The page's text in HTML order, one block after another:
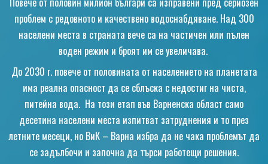
проблем с редовното и качествено водоснабдяване. Над 300
населени места в страната вече са на частичен или пълен
воден режим и броят им се увеличава.
До 2030 г. повече от половината от населението на планетата
има реална опасност да се сблъска с недостиг на чиста,
питейна вода. На този етап във Варненска област само
десетина населени места изпитват затруднения и то през
летните месеци, но ВиК – Варна избра да не чака проблемът да
се задълбочи и започна да търси работещи решения.